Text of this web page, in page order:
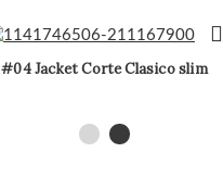
#04 Jacket Corte Clasico slim